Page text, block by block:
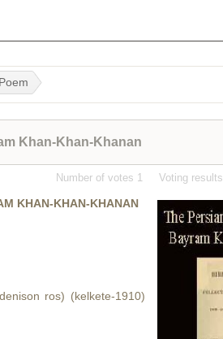
Poem
Khan-Khan-Khanan
Number of votes 1 Voting results
KHAN-KHAN-KHANAN
ros) (kelkete-1910)